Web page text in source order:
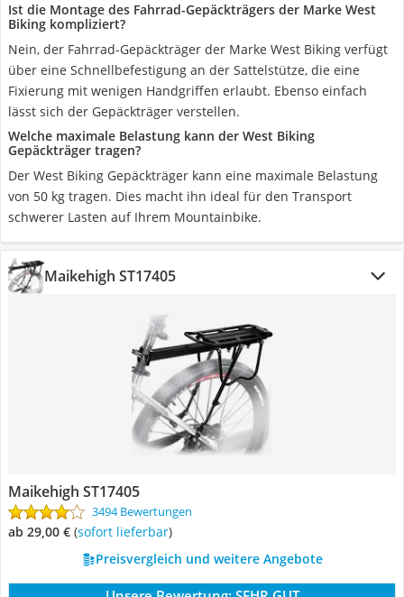
Ist die Montage des Fahrrad-Gepäckträgers der Marke West
Biking kompliziert?
Nein, der Fahrrad-Gepäckträger der Marke West Biking verfügt
über eine Schnellbefestigung an der Sattelstütze, die eine
Fixierung mit wenigen Handgriffen erlaubt. Ebenso einfach
lässt sich der Gepäckträger verstellen.
Welche maximale Belastung kann der West Biking
Gepäckträger tragen?
Der West Biking Gepäckträger kann eine maximale Belastung
von 50 kg tragen. Dies macht ihn ideal für den Transport
schwerer Lasten auf Ihrem Mountainbike.
Maikehigh ST17405
Maikehigh ST17405
3494 Bewertungen
ab 29,00 € ( Sofort lieferbar)
Preisvergleich und weitere Angebote